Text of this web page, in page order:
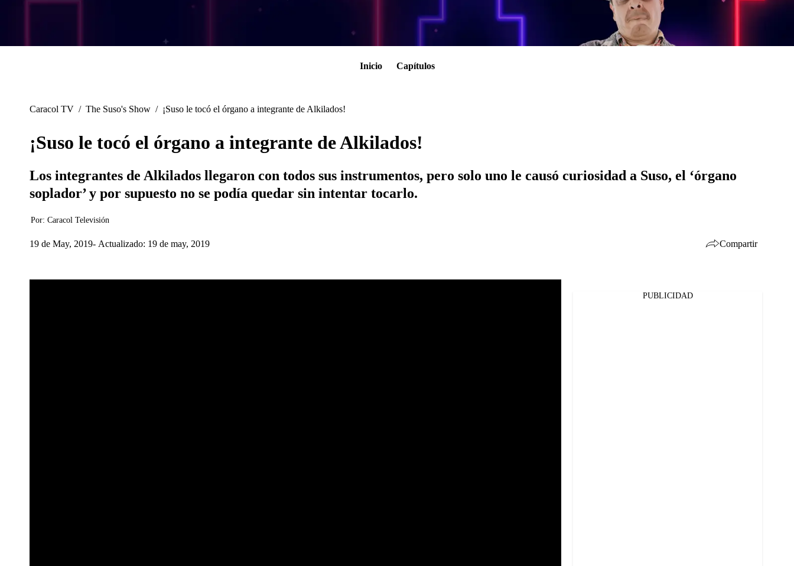
Inicio Capítulos
Caracol TV / The Suso's Show / ¡Suso le tocó el órgano a integrante de Alkilados!
¡Suso le tocó el órgano a integrante de Alkilados!
Los integrantes de Alkilados llegaron con todos sus instrumentos, pero solo uno le causó curiosidad a Suso, el ‘órgano
soplador’ y por supuesto no se podía quedar sin intentar tocarlo.
Por: Caracol Televisión
19 de May, 2019 Actualizado: 19 de may, 2019 Compartir
PUBLICIDAD